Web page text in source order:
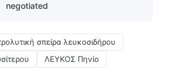
negotiated
σπείρα λευκοσιδήρου
ΛΕΥΚΟΣ Πηνίο